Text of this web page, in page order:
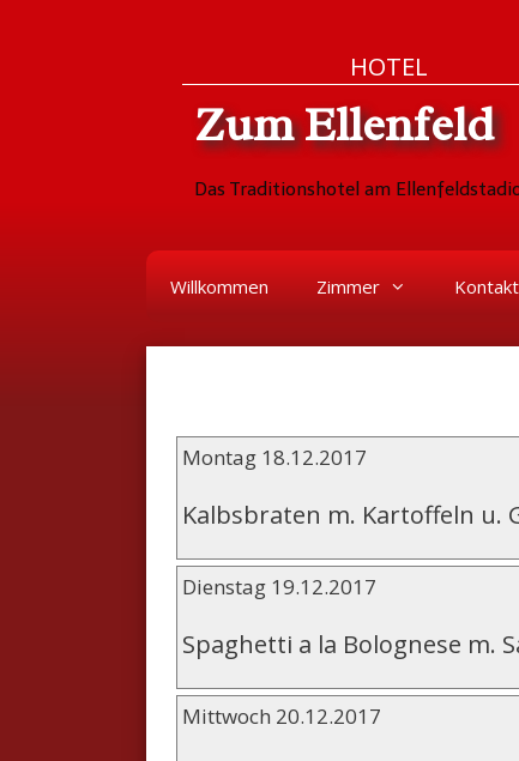
HOTEL
Zum Ellenfeld
Das Traditionshotel am
Willkommen Zimmer Kontakt
Montag 18.12.2017
Kalbsbraten m. Kartoffeln u.
Dienstag 19.12.2017
Spaghetti a la Bolognese m.
Mittwoch 20.12.2017